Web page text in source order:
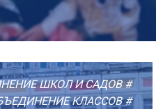
ШКОЛ И САДОВ #
КЛАССОВ #